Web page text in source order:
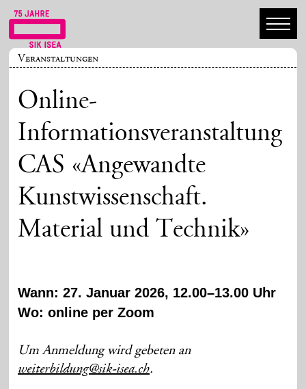
Veranstaltungen
Online-
Informationsveranstaltung
CAS «Angewandte
Kunstwissenschaft.
Material und Technik»
Wann: 27. Januar 2026, 12.00–13.00 Uhr
Wo: online per Zoom
Um Anmeldung wird gebeten an
weiterbildung@sik-isea.ch.